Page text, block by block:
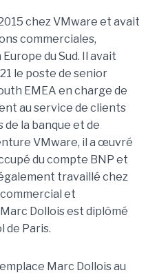
chez VMware et avait
commerciales,
du Sud. Il avait
le poste de senior
EMEA en charge de
au service de clients
la banque et de
VMware, il a œuvré
du compte BNP et
travaillé chez
et
Dollois est diplômé
de Paris.
Marc Dollois au